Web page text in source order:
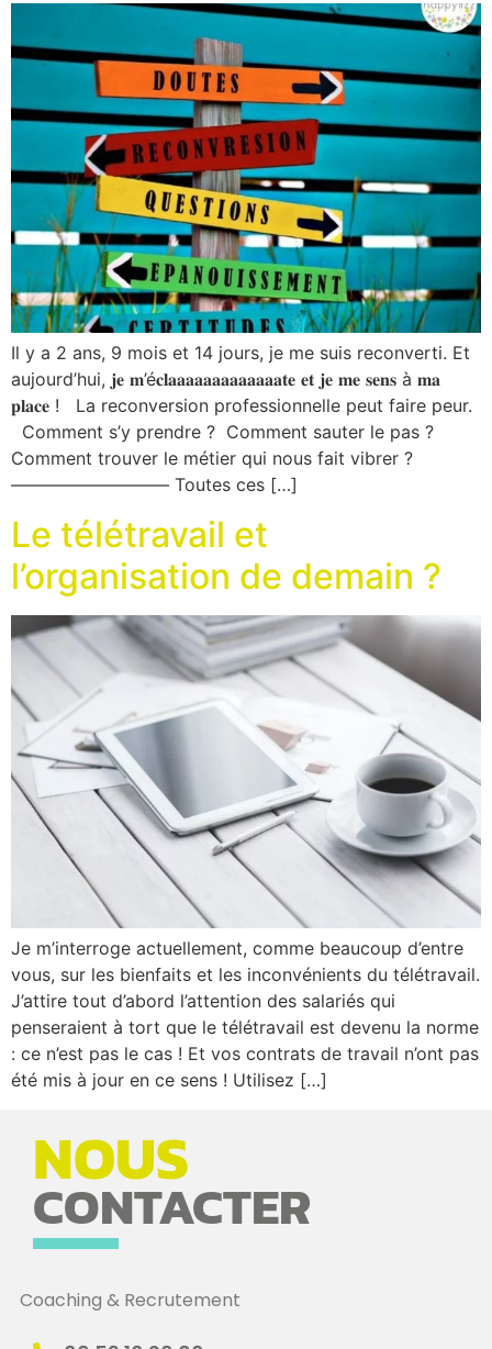
Il y a 2 ans, 9 mois et 14 jours, je me suis reconverti. Et
aujourd’hui, 𝐣𝐞 𝐦’é𝐜𝐥𝐚𝐚𝐚𝐚𝐚𝐚𝐚𝐚𝐚𝐚𝐚𝐚𝐚𝐭𝐞 𝐞𝐭 𝐣𝐞 𝐦𝐞 𝐬𝐞𝐧𝐬 à 𝐦𝐚
𝐩𝐥𝐚𝐜𝐞 ! La reconversion professionnelle peut faire peur.
Comment s’y prendre ? Comment sauter le pas ?
Comment trouver le métier qui nous fait vibrer ?
————————— Toutes ces […]
Le télétravail et
l’organisation de demain ?
Je m’interroge actuellement, comme beaucoup d’entre
vous, sur les bienfaits et les inconvénients du télétravail.
J’attire tout d’abord l’attention des salariés qui
penseraient à tort que le télétravail est devenu la norme
: ce n’est pas le cas ! Et vos contrats de travail n’ont pas
été mis à jour en ce sens ! Utilisez […]
NOUS
CONTACTER
Coaching & Recrutement